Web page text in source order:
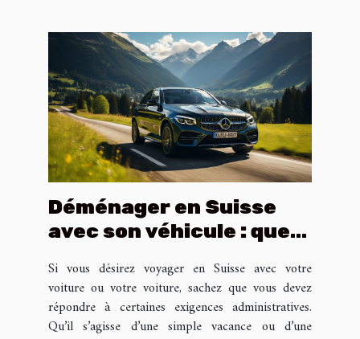
Déménager en Suisse
avec son véhicule : que
Si vous désirez voyager en Suisse avec votre
voiture ou votre voiture, sachez que vous devez
répondre à certaines exigences administratives.
Qu’il s’agisse d’une simple vacance ou d’une